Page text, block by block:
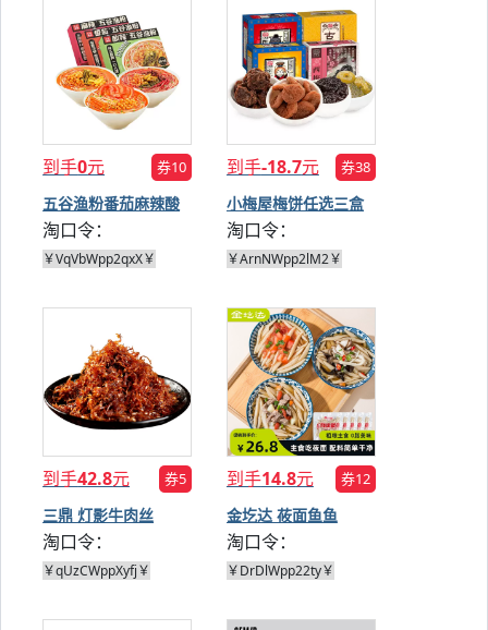
到手0元 券10
五谷渔粉番茄麻辣酸
辣3口味
淘口令：
￥VqVbWpp2qxX￥
到手-18.7元 券38
小梅屋梅饼任选三盒
淘口令：
￥ArnNWpp2lM2￥
到手42.8元 券5
三鼎 灯影牛肉丝
250g
淘口令：
￥qUzCWppXyfj￥
到手14.8元 券12
金圪达 莜面鱼鱼
220g*5袋
淘口令：
￥DrDlWpp22ty￥